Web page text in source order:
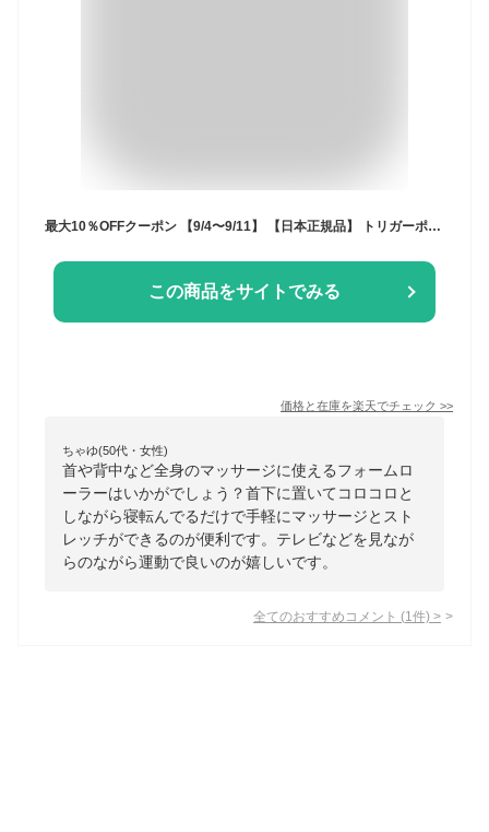
最大10％OFFクーポン 【9/4〜9/11】 【日本正規品】 トリガーポイント グリッドフォームローラー GRID Foam Roller ピンク 04404 ストレッチ トレーニング セルフマッサージ TRIGGER POINT
この商品をサイトでみる
価格と在庫を楽天でチェック >>
ちゃゆ(50代・女性)
首や背中など全身のマッサージに使えるフォームロ
ーラーはいかがでしょう？首下に置いてコロコロと
しながら寝転んでるだけで手軽にマッサージとスト
レッチができるのが便利です。テレビなどを見なが
らのながら運動で良いのが嬉しいです。
全てのおすすめコメント (1 件) >